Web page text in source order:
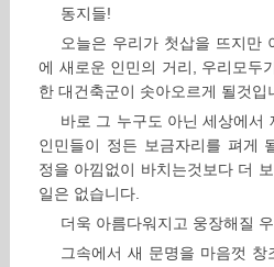
동지들!
오늘은 우리가 첫삽을 뜨지만
에 새로운 인민의 거리, 우리모두
한 대건축군이 솟아오르게 될것입
바로 그 누구도 아닌 세상에서
인민들이 정든 보금자리를 펴게
정을 아낌없이 바치는것보다 더
일은 없습니다.
더욱 아름다워지고 웅장해질
그속에서 새 문명을 마음껏 창